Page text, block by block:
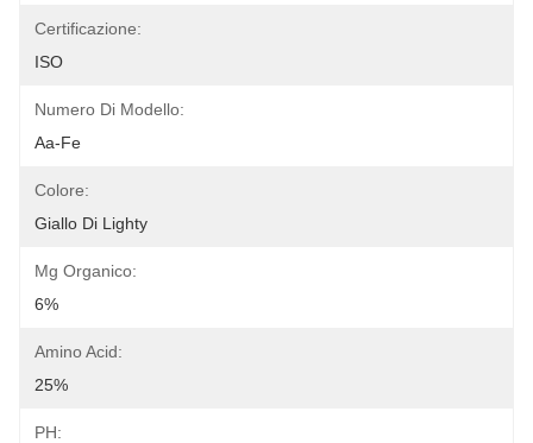
Certificazione:
ISO
Numero Di Modello:
Aa-Fe
Colore:
Giallo Di Lighty
Mg Organico:
6%
Amino Acid:
25%
PH: